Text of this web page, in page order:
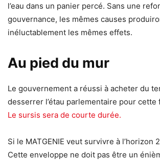
l’eau dans un panier percé. Sans une
gouvernance, les mêmes causes
inéluctablement les mêmes effets.
Au pied du mur
Le gouvernement a réussi à acheter du
desserrer l’étau parlementaire pour cette
Le sursis sera de courte durée.
Si le MATGENIE veut survivre à l’horizon
Cette enveloppe ne doit pas être un